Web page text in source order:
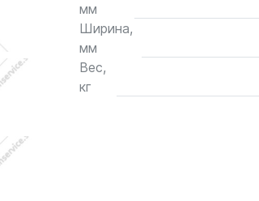
мм
Ширина,
мм
Вес,
кг